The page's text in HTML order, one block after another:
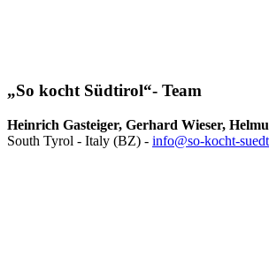
„So kocht Südtirol“- Team
Heinrich Gasteiger, Gerhard Wieser,
South Tyrol - Italy (BZ) - info@so-kocht-